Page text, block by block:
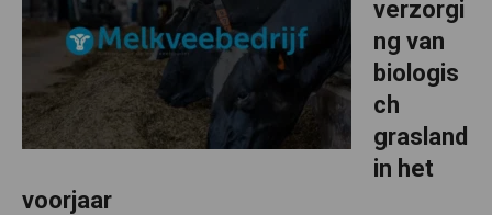
verzorgi
ng van
biologis
ch
grasland
in het
voorjaar